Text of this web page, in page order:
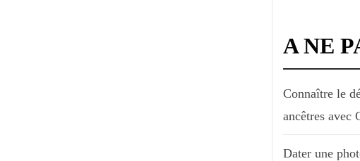
A NE
Connaître le
ancêtres avec
Dater une